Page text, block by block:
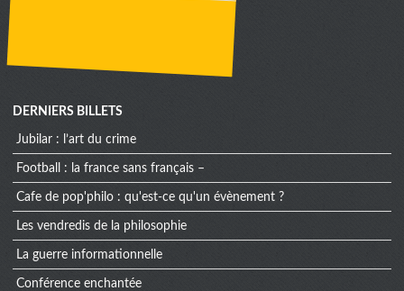
DERNIERS BILLETS
jubilar : l’art du crime
football : la france sans français –
cafe de pop'philo : qu'est-ce qu'un évènement ?
les vendredis de la philosophie
la guerre informationnelle
conférence enchantée